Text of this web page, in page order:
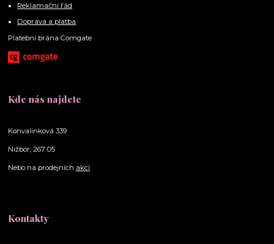
Reklamační řád
Doprava a platba
Platební brána Comgate
Kde nás najdete
Konvalinková 339
Nižbor, 267 05
Nebo na prodejních akcí
Kontakty